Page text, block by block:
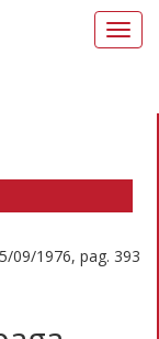
09/1976, pag. 393